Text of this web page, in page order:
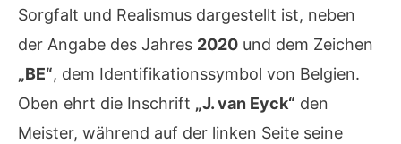
Sorgfalt und Realismus dargestellt ist, neben
der Angabe des Jahres 2020 und dem Zeichen
„BE“, dem Identifikationssymbol von Belgien.
Oben ehrt die Inschrift „J. van Eyck“ den
Meister, während auf der linken Seite seine